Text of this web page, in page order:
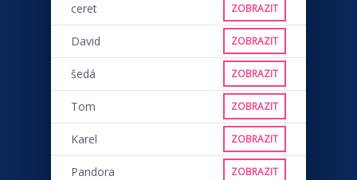
ceret ZOBRAZIT
David ZOBRAZIT
šedá ZOBRAZIT
Tom ZOBRAZIT
Karel ZOBRAZIT
Pandora ZOBRAZIT